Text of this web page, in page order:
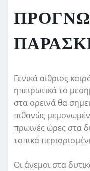
Γενικά αίθριος
ηπειρωτικά το
στα ορεινά θα
πιθανώς
πρωινές ώρες στα
τοπικά
Οι άνεμοι στα